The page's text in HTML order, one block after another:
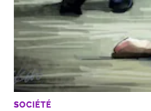
SOCIÉTÉ